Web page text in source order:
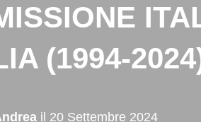
(1994-
il 20 Settembre 2024